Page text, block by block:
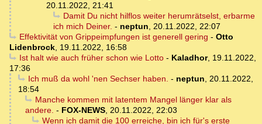
20.11.2022, 21:41
Damit Du nicht hilflos weiter herumrätselst, erbarme
ich mich Deiner. - neptun, 20.11.2022, 22:07
Effektivität von Grippeimpfungen ist generell gering - Otto
Lidenbrock, 19.11.2022, 16:58
Ist halt wie auch früher schon wie Lotto- Kaladhor, 19.11.2022,
17:36
Ich muß da wohl 'nen Sechser haben. - neptun, 20.11.2022,
18:54
Manche kommen mit latentem Mangel länger klar als
andere. - FOX-NEWS, 20.11.2022, 22:03
Wenn ich damit die 100 erreiche, bin ich für's erste